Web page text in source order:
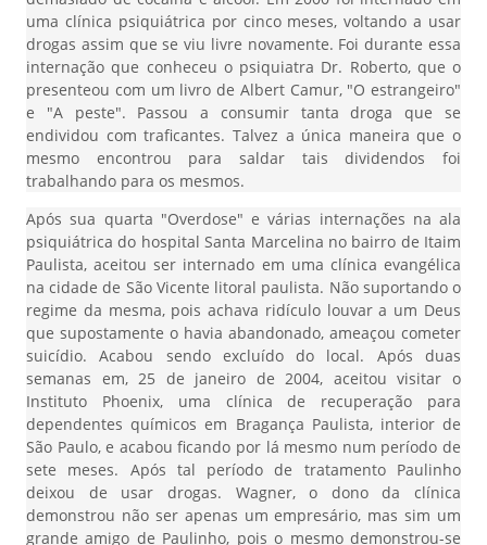
uma clínica psiquiátrica por cinco meses, voltando a usar
drogas assim que se viu livre novamente. Foi durante essa
internação que conheceu o psiquiatra Dr. Roberto, que o
presenteou com um livro de Albert Camur, "O estrangeiro"
e "A peste". Passou a consumir tanta droga que se
endividou com traficantes. Talvez a única maneira que o
mesmo encontrou para saldar tais dividendos foi
trabalhando para os mesmos.
Após sua quarta "Overdose" e várias internações na ala
psiquiátrica do hospital Santa Marcelina no bairro de Itaim
Paulista, aceitou ser internado em uma clínica evangélica
na cidade de São Vicente litoral paulista. Não suportando o
regime da mesma, pois achava ridículo louvar a um Deus
que supostamente o havia abandonado, ameaçou cometer
suicídio. Acabou sendo excluído do local. Após duas
semanas em, 25 de janeiro de 2004, aceitou visitar o
Instituto Phoenix, uma clínica de recuperação para
dependentes químicos em Bragança Paulista, interior de
São Paulo, e acabou ficando por lá mesmo num período de
sete meses. Após tal período de tratamento Paulinho
deixou de usar drogas. Wagner, o dono da clínica
demonstrou não ser apenas um empresário, mas sim um
grande amigo de Paulinho, pois o mesmo demonstrou-se